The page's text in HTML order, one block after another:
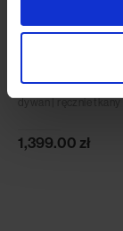
Camino Ivory
dywan | ręcznie
1,399.00 zł